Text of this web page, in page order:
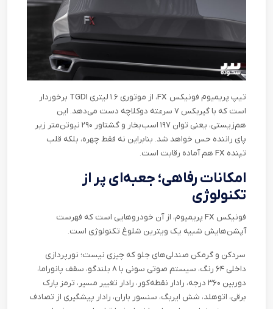
تیپ پریمیوم فونیکس FX، از موتوری ۱.۶ لیتری TGDI برخوردار
است که با گیربکس ۷ سرعته دوکلاچه دست می‌دهد. این
هم‌زیستی، یعنی توان ۱۹۷ اسب‌بخار و گشتاور ۲۹۰ نیوتن‌متر زیر
پای راننده حس خواهد شد. بنابراین نه فقط چهره، بلکه قلب
تپنده FX هم آماده رقابت است.
امکانات رفاهی؛ جعبه‌ای پر از
تکنولوژی
فونیکس FX پریمیوم، از آن خودروهایی‌ است که فهرست
آپشن‌هایش شبیه یک ویترین شلوغ تکنولوژی است.
سردکن و گرمکن صندلی‌های جلو که چیزی نیست؛ نورپردازی
داخلی ۶۴ رنگ، سیستم صوتی سونی با ۸ بلندگو، سقف پانوراما،
دوربین ۳۶۰ درجه، رادار نقطه‌کور، رادار تغییر مسیر، ترمز پارک
برقی، اتوهلد، شش ایربگ، سنسور باران، رادار پیشگیری از تصادف